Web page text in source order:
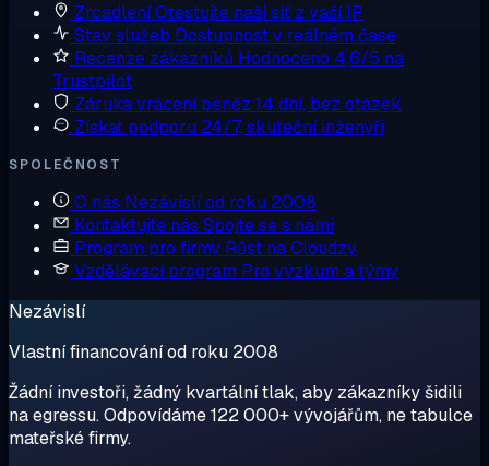
ZrcadleníOtestujte naši síť z vaší IP
Stav služeb Dostupnost v reálném čase
Recenze zákazníků Hodnoceno 4,6/5 na
Trustpilot
Záruka vrácení peněz 14 dní, bez otázek
Získat podporu 24/7, skuteční inženýři
SPOLEČNOST
O nás Nezávislí od roku 2008
Kontaktujte nás Spojte se s námi
Program pro firmy Růst na Cloudzy
Vzdělávací program Pro výzkum a týmy
Nezávislí
Vlastní financování od roku 2008
Žádní investoři, žádný kvartální tlak, aby zákazníky šidili
na egressu. Odpovídáme 122 000+ vývojářům, ne tabulce
mateřské firmy.